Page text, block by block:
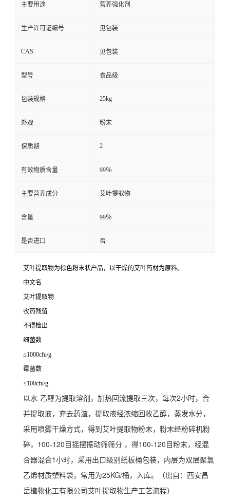
主要用途 营养强化剂
生产许可证编号 见包装
CAS 见包装
型号 食品级
包装规格 25kg
外观 粉末
保质期 2
有效物质含量 99％
主要营养成分 艾叶提取物
含量 99％
是否进口 否
艾叶提取物为棕色粉末状产品，以干燥的艾叶药材为原料。
中文名
艾叶提取物
农药残留
不得检出
细菌数
≤1000cfu/g
霉菌数
≤100cfu/g
以水-乙醇为提取溶剂，加热回流提取三次，每次2小时，合
并提取液，弃去药渣，提取液经浓缩回收乙醇，蒸发水分，
采用喷雾干燥方式，得到艾叶提取物粉末，粉末经粉碎机粉
碎，100-120目摇摆振动筛筛分 ，得100-120目粉末，经混
合器混合1小时，采用出口级别纸板桶包装，内层为双层聚氯
乙烯材质塑料袋，常用为25KG/桶，入库。（出自：西安昌
岳植物化工有限公司艾叶提取物生产工艺流程）